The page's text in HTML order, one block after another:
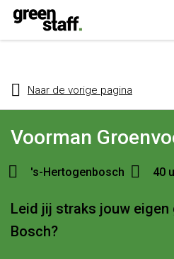
{ "@context": "https://schema.org",
""Greenstaff, "url": "https://
Naar de vorige pagina
Voorman
's-Hertogenbosch 40
Leid jij straks jouw eigen
Bosch?